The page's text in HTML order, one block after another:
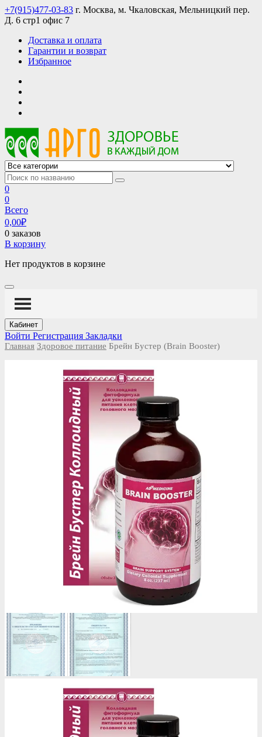
Skip
to
+7(915)477-03-83 г. Москва, м. Чкаловская, Мельницкий пер.
Д. 6 стр1 офис 7
Доставка и оплата
Гарантии и возврат
Избранное
АРГО интернет магазин, доставка в Москве и по всей России
АРГО каталог каталог продукции, официальные цены
0
0
Всего
0,00₽
0 заказов
В корзину
Нет продуктов в корзине
Кабинет
Войти Регистрация Закладки
Главная Здоровое питание Брейн Бустер (Brain Booster)